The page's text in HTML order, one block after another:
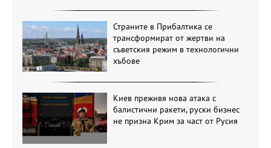
Страните в Прибалтика се
трансформират от жертви на
съветския режим в технологични
хъбове
Киев преживя нова атака с
балистични ракети, руски бизнес
не призна Крим за част от Русия